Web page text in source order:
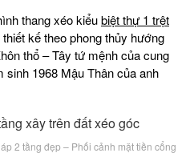
thang xéo kiểubiệt thự 1 trệt
kế theo phong thủy hướng
thổ – Tây tứ mệnh của cung
1968 Mậu Thân của anh
2 tầng đẹp – Phối cảnh mặt tiền cổng